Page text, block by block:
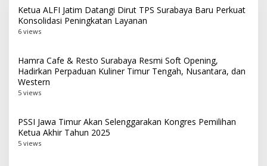
Ketua ALFI Jatim Datangi Dirut TPS Surabaya Baru Perkuat
Konsolidasi Peningkatan Layanan
6 views
Hamra Cafe & Resto Surabaya Resmi Soft Opening,
Hadirkan Perpaduan Kuliner Timur Tengah, Nusantara, dan
Western
5 views
PSSI Jawa Timur Akan Selenggarakan Kongres Pemilihan
Ketua Akhir Tahun 2025
5 views